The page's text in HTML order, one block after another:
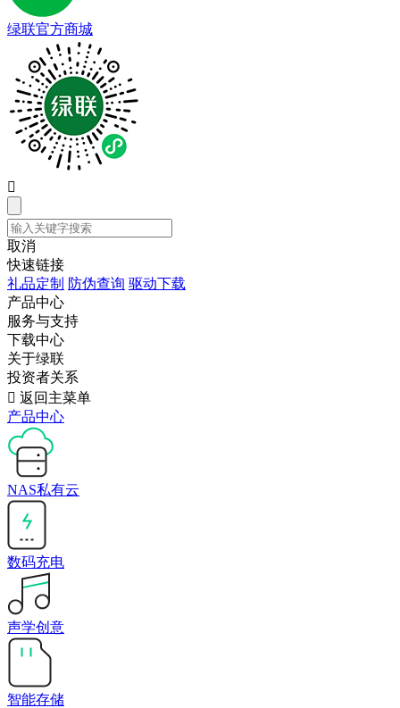
绿联官方商城

取消
快速链接
礼品定制 防伪查询 驱动下载
产品中心
服务与支持
下载中心
关于绿联
投资者关系
 返回主菜单
产品中心
NAS私有云
数码充电
声学创意
智能存储